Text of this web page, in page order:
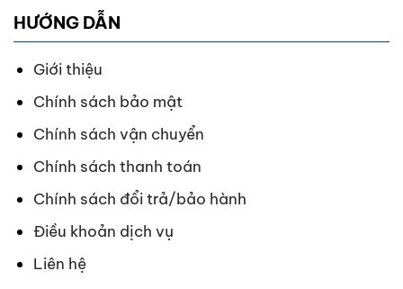
HƯỚNG DẪN
Giới thiệu
Chính sách bảo mật
Chính sách vận chuyển
Chính sách thanh toán
Chính sách đổi trả/bảo hành
Điều khoản dịch vụ
Liên hệ